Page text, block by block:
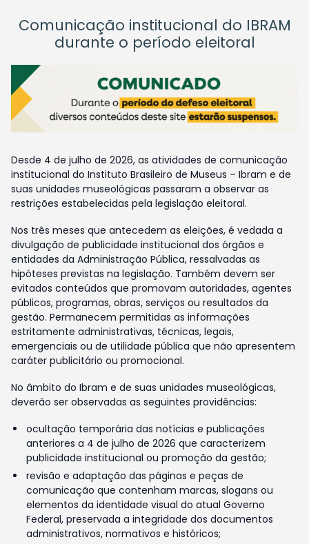
Comunicação institucional do IBRAM
durante o período eleitoral
Desde 4 de julho de 2026, as atividades de comunicação
institucional do Instituto Brasileiro de Museus – Ibram e de
suas unidades museológicas passaram a observar as
restrições estabelecidas pela legislação eleitoral.
Nos três meses que antecedem as eleições, é vedada a
divulgação de publicidade institucional dos órgãos e
entidades da Administração Pública, ressalvadas as
hipóteses previstas na legislação. Também devem ser
evitados conteúdos que promovam autoridades, agentes
públicos, programas, obras, serviços ou resultados da
gestão. Permanecem permitidas as informações
estritamente administrativas, técnicas, legais,
emergenciais ou de utilidade pública que não apresentem
caráter publicitário ou promocional.
No âmbito do Ibram e de suas unidades museológicas,
deverão ser observadas as seguintes providências:
ocultação temporária das notícias e publicações
anteriores a 4 de julho de 2026 que caracterizem
publicidade institucional ou promoção da gestão;
revisão e adaptação das páginas e peças de
comunicação que contenham marcas, slogans ou
elementos da identidade visual do atual Governo
Federal, preservada a integridade dos documentos
administrativos, normativos e históricos;